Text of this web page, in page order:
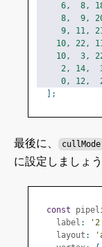
6, 8,
8, 9,
9, 11,
10, 22,
10, 3,
2, 14,
0, 12,
];
最後に、 cullMode
に設定しましょう
const
    label
:
    layout
: